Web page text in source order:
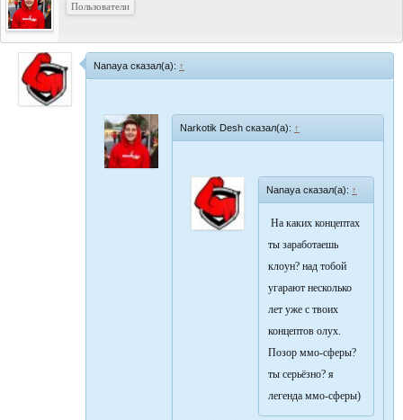
Пользователи
Nanaya сказал(а): ↑
Narkotik Desh сказал(а): ↑
Nanaya сказал(а): ↑
На каких концептах
ты заработаешь
клоун? над тобой
угарают несколько
лет уже с твоих
концептов олух.
Позор ммо-сферы?
ты серьёзно? я
легенда ммо-сферы)